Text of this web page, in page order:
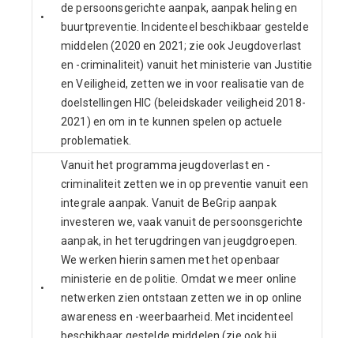
•
de persoonsgerichte aanpak, aanpak heling en
buurtpreventie. Incidenteel beschikbaar gestelde
middelen (2020 en 2021; zie ook Jeugdoverlast
en -criminaliteit) vanuit het ministerie van Justitie
en Veiligheid, zetten we in voor realisatie van de
doelstellingen HIC (beleidskader veiligheid 2018-
2021) en om in te kunnen spelen op actuele
problematiek.
•
Vanuit het programma jeugdoverlast en -
criminaliteit zetten we in op preventie vanuit een
integrale aanpak. Vanuit de BeGrip aanpak
investeren we, vaak vanuit de persoonsgerichte
aanpak, in het terugdringen van jeugdgroepen.
We werken hierin samen met het openbaar
ministerie en de politie. Omdat we meer online
netwerken zien ontstaan zetten we in op online
awareness en -weerbaarheid. Met incidenteel